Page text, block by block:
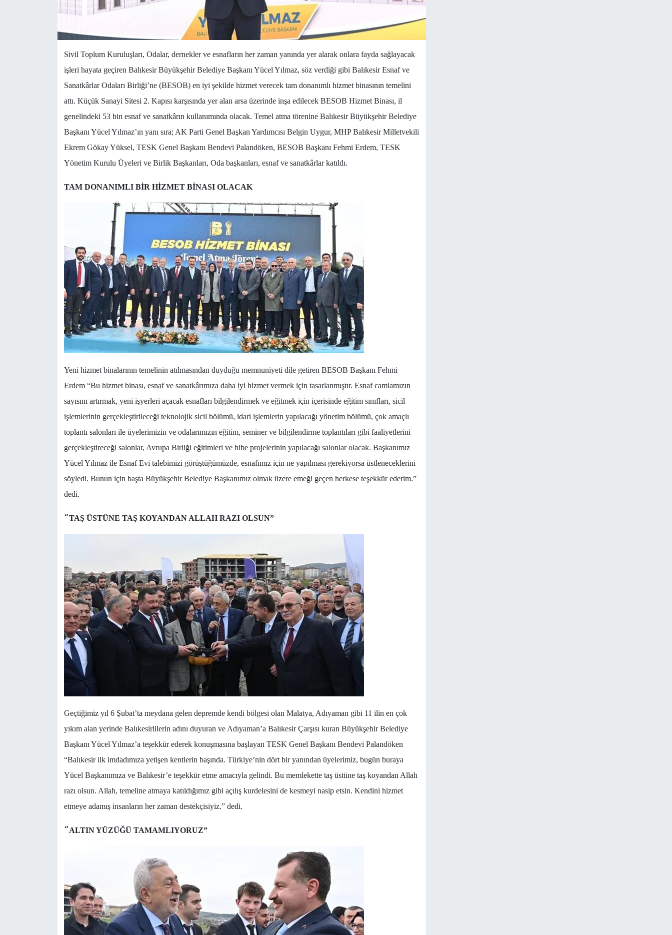
Sivil Toplum Kuruluşları, Odalar, dernekler ve esnafların her zaman yanında yer alarak onlara fayda sağlayacak
işleri hayata geçiren Balıkesir Büyükşehir Belediye Başkanı Yücel Yılmaz, söz verdiği gibi Balıkesir Esnaf ve
Sanatkârlar Odaları Birliği’ne (BESOB) en iyi şekilde hizmet verecek tam donanımlı hizmet binasının temelini
attı. Küçük Sanayi Sitesi 2. Kapısı karşısında yer alan arsa üzerinde inşa edilecek BESOB Hizmet Binası, il
genelindeki 53 bin esnaf ve sanatkârın kullanımında olacak. Temel atma törenine Balıkesir Büyükşehir Belediye
Başkanı Yücel Yılmaz’ın yanı sıra; AK Parti Genel Başkan Yardımcısı Belgin Uygur, MHP Balıkesir Milletvekili
Ekrem Gökay Yüksel, TESK Genel Başkanı Bendevi Palandöken, BESOB Başkanı Fehmi Erdem, TESK
Yönetim Kurulu Üyeleri ve Birlik Başkanları, Oda başkanları, esnaf ve sanatkârlar katıldı.
TAM DONANIMLI BİR HİZMET BİNASI OLACAK
Yeni hizmet binalarının temelinin atılmasından duyduğu memnuniyeti dile getiren BESOB Başkanı Fehmi
Erdem “Bu hizmet binası, esnaf ve sanatkârımıza daha iyi hizmet vermek için tasarlanmıştır. Esnaf camiamızın
sayısını artırmak, yeni işyerleri açacak esnafları bilgilendirmek ve eğitmek için içerisinde eğitim sınıfları, sicil
işlemlerinin gerçekleştirileceği teknolojik sicil bölümü, idari işlemlerin yapılacağı yönetim bölümü, çok amaçlı
toplantı salonları ile üyelerimizin ve odalarımızın eğitim, seminer ve bilgilendirme toplantıları gibi faaliyetlerini
gerçekleştireceği salonlar, Avrupa Birliği eğitimleri ve hibe projelerinin yapılacağı salonlar olacak. Başkanımız
Yücel Yılmaz ile Esnaf Evi talebimizi görüştüğümüzde, esnafımız için ne yapılması gerekiyorsa üstleneceklerini
söyledi. Bunun için başta Büyükşehir Belediye Başkanımız olmak üzere emeği geçen herkese teşekkür ederim.”
dedi.
“TAŞ ÜSTÜNE TAŞ KOYANDAN ALLAH RAZI OLSUN”
Geçtiğimiz yıl 6 Şubat’ta meydana gelen depremde kendi bölgesi olan Malatya, Adıyaman gibi 11 ilin en çok
yıkım alan yerinde Balıkesirlilerin adını duyuran ve Adıyaman’a Balıkesir Çarşısı kuran Büyükşehir Belediye
Başkanı Yücel Yılmaz’a teşekkür ederek konuşmasına başlayan TESK Genel Başkanı Bendevi Palandöken
“Balıkesir ilk imdadımıza yetişen kentlerin başında. Türkiye’nin dört bir yanından üyelerimiz, bugün buraya
Yücel Başkanımıza ve Balıkesir’e teşekkür etme amacıyla gelindi. Bu memlekette taş üstüne taş koyandan Allah
razı olsun. Allah, temeline atmaya katıldığımız gibi açılış kurdelesini de kesmeyi nasip etsin. Kendini hizmet
etmeye adamış insanların her zaman destekçisiyiz.” dedi.
“ALTIN YÜZÜĞÜ TAMAMLIYORUZ”